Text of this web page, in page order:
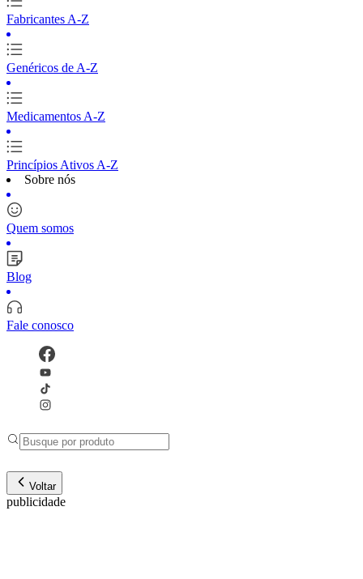
Fabricantes A-Z
Genéricos de A-Z
Medicamentos A-Z
Princípios Ativos A-Z
Sobre nós
Quem somos
Blog
Fale conosco
Voltar
publicidade